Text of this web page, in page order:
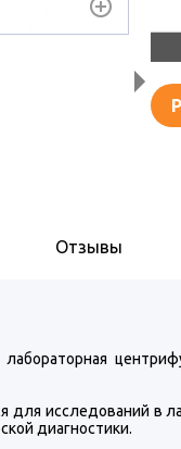
Отзывы
исследований в
диагностики.